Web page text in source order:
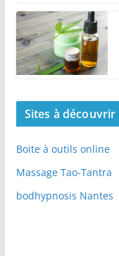
Sites à découvrir
Boite à outils online
Massage Tao-Tantra
bodhypnosis Nantes